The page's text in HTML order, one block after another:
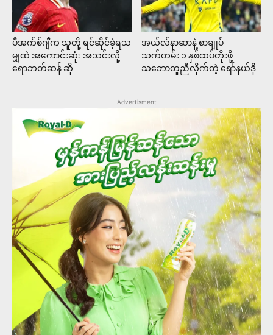
ပီအက်စ်ဂျီက သူတို့ ရင်ဆိုင်ခဲ့ရသ
မျှထဲ အကောင်းဆုံး အသင်းလို့
ရောဘတ်ဆန် ဆို
အယ်လ်နာဆာနဲ့ စာချုပ်
သက်တမ်း ၁ နှစ်ထပ်တိုးဖို့
သဘောတူညီလိုက်တဲ့ ရော်နယ်ဒို
Advertisment